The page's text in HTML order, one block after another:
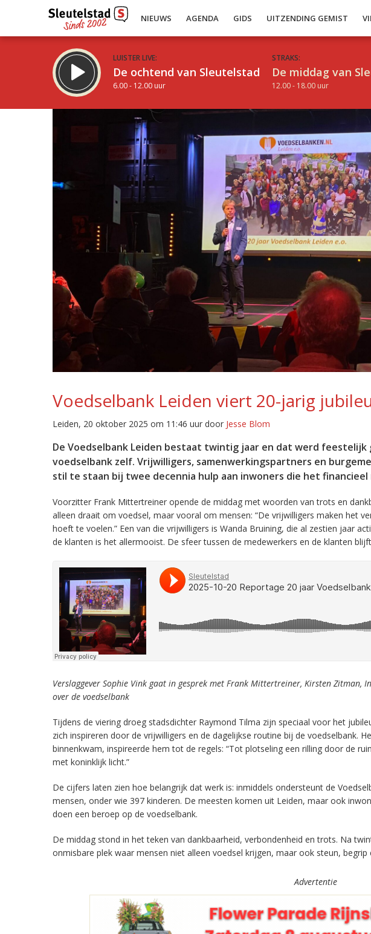
NIEUWS AGENDA GIDS UITZENDING GEMIST
LUISTER LIVE:
De ochtend van Sleutelstad
6.00 - 12.00 uur
STRAKS:
De middag van
12.00 - 18.00 uur
Voedselbank Leiden viert 20-jarig
Leiden, 20 oktober 2025 om 11:46 uur door Jesse Blom
De Voedselbank Leiden bestaat twintig jaar en dat werd feestelijk
voedselbank zelf. Vrijwilligers, samenwerkingspartners en
stil te staan bij twee decennia hulp aan inwoners die het financieel
Voorzitter Frank Mittertreiner opende de middag met woorden van trots en
alleen draait om voedsel, maar vooral om mensen: “De vrijwilligers maken het
hoeft te voelen.” Een van die vrijwilligers is Wanda Bruining, die al zestien jaar
de klanten is het allermooist. De sfeer tussen de medewerkers en de klanten
Verslaggever Sophie Vink gaat in gesprek met Frank Mittertreiner, Kirsten Zitman,
over de voedselbank
Tijdens de viering droeg stadsdichter Raymond Tilma zijn speciaal voor het
zich inspireren door de vrijwilligers en de dagelijkse routine bij de voedselbank.
binnenkwam, inspireerde hem tot de regels: “Tot plotseling een rilling door de
met koninklijk licht.”
De cijfers laten zien hoe belangrijk dat werk is: inmiddels ondersteunt de
mensen, onder wie 397 kinderen. De meesten komen uit Leiden, maar ook
doen een beroep op de voedselbank.
De middag stond in het teken van dankbaarheid, verbondenheid en trots. Na
onmisbare plek waar mensen niet alleen voedsel krijgen, maar ook steun,
Advertentie